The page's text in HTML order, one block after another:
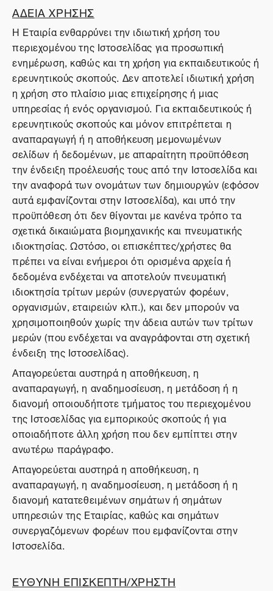
ΑΔΕΙΑ ΧΡΗΣΗΣ
Η Εταιρία ενθαρρύνει την ιδιωτική χρήση του
περιεχομένου της Ιστοσελίδας για προσωπική
ενημέρωση, καθώς και τη χρήση για εκπαιδευτικούς ή
ερευνητικούς σκοπούς. Δεν αποτελεί ιδιωτική χρήση
η χρήση στο πλαίσιο μιας επιχείρησης ή μιας
υπηρεσίας ή ενός οργανισμού. Για εκπαιδευτικούς ή
ερευνητικούς σκοπούς και μόνον επιτρέπεται η
αναπαραγωγή ή η αποθήκευση μεμονωμένων
σελίδων ή δεδομένων, με απαραίτητη προϋπόθεση
την ένδειξη προέλευσής τους από την Ιστοσελίδα και
την αναφορά των ονομάτων των δημιουργών (εφόσον
αυτά εμφανίζονται στην Ιστοσελίδα), και υπό την
προϋπόθεση ότι δεν θίγονται με κανένα τρόπο τα
σχετικά δικαιώματα βιομηχανικής και πνευματικής
ιδιοκτησίας. Ωστόσο, οι επισκέπτες/χρήστες θα
πρέπει να είναι ενήμεροι ότι ορισμένα αρχεία ή
δεδομένα ενδέχεται να αποτελούν πνευματική
ιδιοκτησία τρίτων μερών (συνεργατών φορέων,
οργανισμών, εταιρειών κλπ.), και δεν μπορούν να
χρησιμοποιηθούν χωρίς την άδεια αυτών των τρίτων
μερών (που ενδέχεται να αναγράφονται στη σχετική
ένδειξη της Ιστοσελίδας).
Απαγορεύεται αυστηρά η αποθήκευση, η
αναπαραγωγή, η αναδημοσίευση, η μετάδοση ή η
διανομή οποιουδήποτε τμήματος του περιεχομένου
της Ιστοσελίδας για εμπορικούς σκοπούς ή για
οποιαδήποτε άλλη χρήση που δεν εμπίπτει στην
ανωτέρω παράγραφο.
Απαγορεύεται αυστηρά η αποθήκευση, η
αναπαραγωγή, η αναδημοσίευση, η μετάδοση ή η
διανομή κατατεθειμένων σημάτων ή σημάτων
υπηρεσιών της Εταιρίας, καθώς και σημάτων
συνεργαζόμενων φορέων που εμφανίζονται στην
Ιστοσελίδα.
ΕΥΘΥΝΗ ΕΠΙΣΚΕΠΤΗ/ΧΡΗΣΤΗ